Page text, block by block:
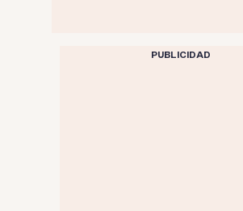
PUBLICIDAD